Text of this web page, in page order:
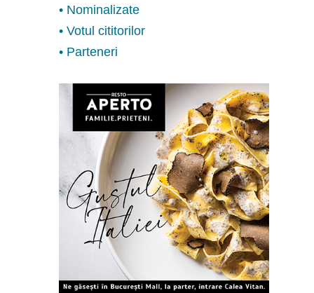
• Nominalizate
• Votul cititorilor
• Parteneri